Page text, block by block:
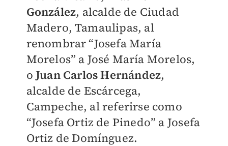
González, alcalde de Ciudad
Madero, Tamaulipas, al
renombrar “Josefa María
Morelos” a José María Morelos,
o Juan Carlos Hernández,
alcalde de Escárcega,
Campeche, al referirse como
“Josefa Ortiz de Pinedo” a Josefa
Ortiz de Domínguez.